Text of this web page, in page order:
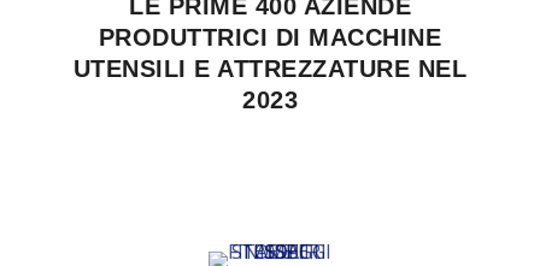
LE PRIME 400 AZIENDE
PRODUTTRICI DI MACCHINE
UTENSILI E ATTREZZATURE NEL
2023